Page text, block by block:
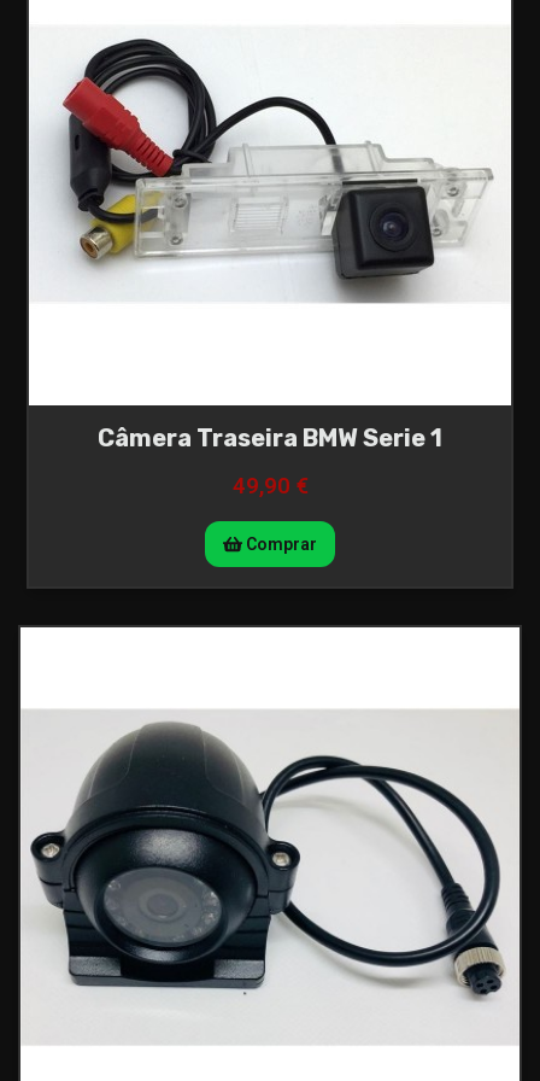
Câmera Traseira BMW Serie 1
49,90 €
Comprar